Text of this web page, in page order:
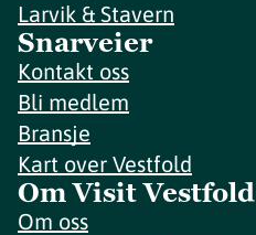
Larvik & Stavern
Snarveier
Kontakt oss
Bli medlem
Bransje
Kart over Vestfold
Om Visit Vestfold
Om oss